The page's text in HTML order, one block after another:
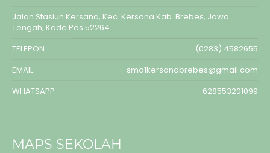
Jalan Stasiun Kersana, Kec. Kersana Kab. Brebes, Jawa
Tengah, Kode Pos 52264
TELEPON
(0283) 4582655
EMAIL
sma1kersanabrebes@gmail.com
WHATSAPP
628553201099
MAPS SEKOLAH